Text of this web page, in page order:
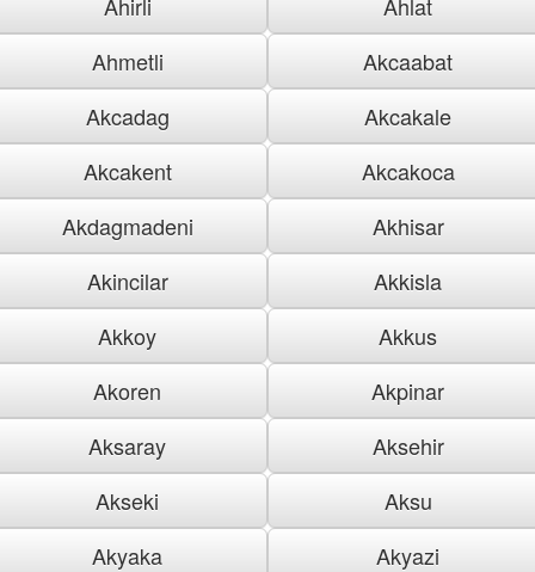
Ahmetli
Akcaabat
Akcadag
Akcakale
Akcakent
Akcakoca
Akdagmadeni
Akhisar
Akincilar
Akkisla
Akkoy
Akkus
Akoren
Akpinar
Aksaray
Aksehir
Akseki
Aksu
Akyaka
Akyazi